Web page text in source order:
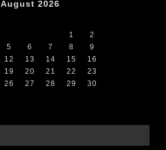
August 2026
1
2
5 6 7 8
9
12 13 14 15
16
19 20 21 22
23
26 27 28 29
30